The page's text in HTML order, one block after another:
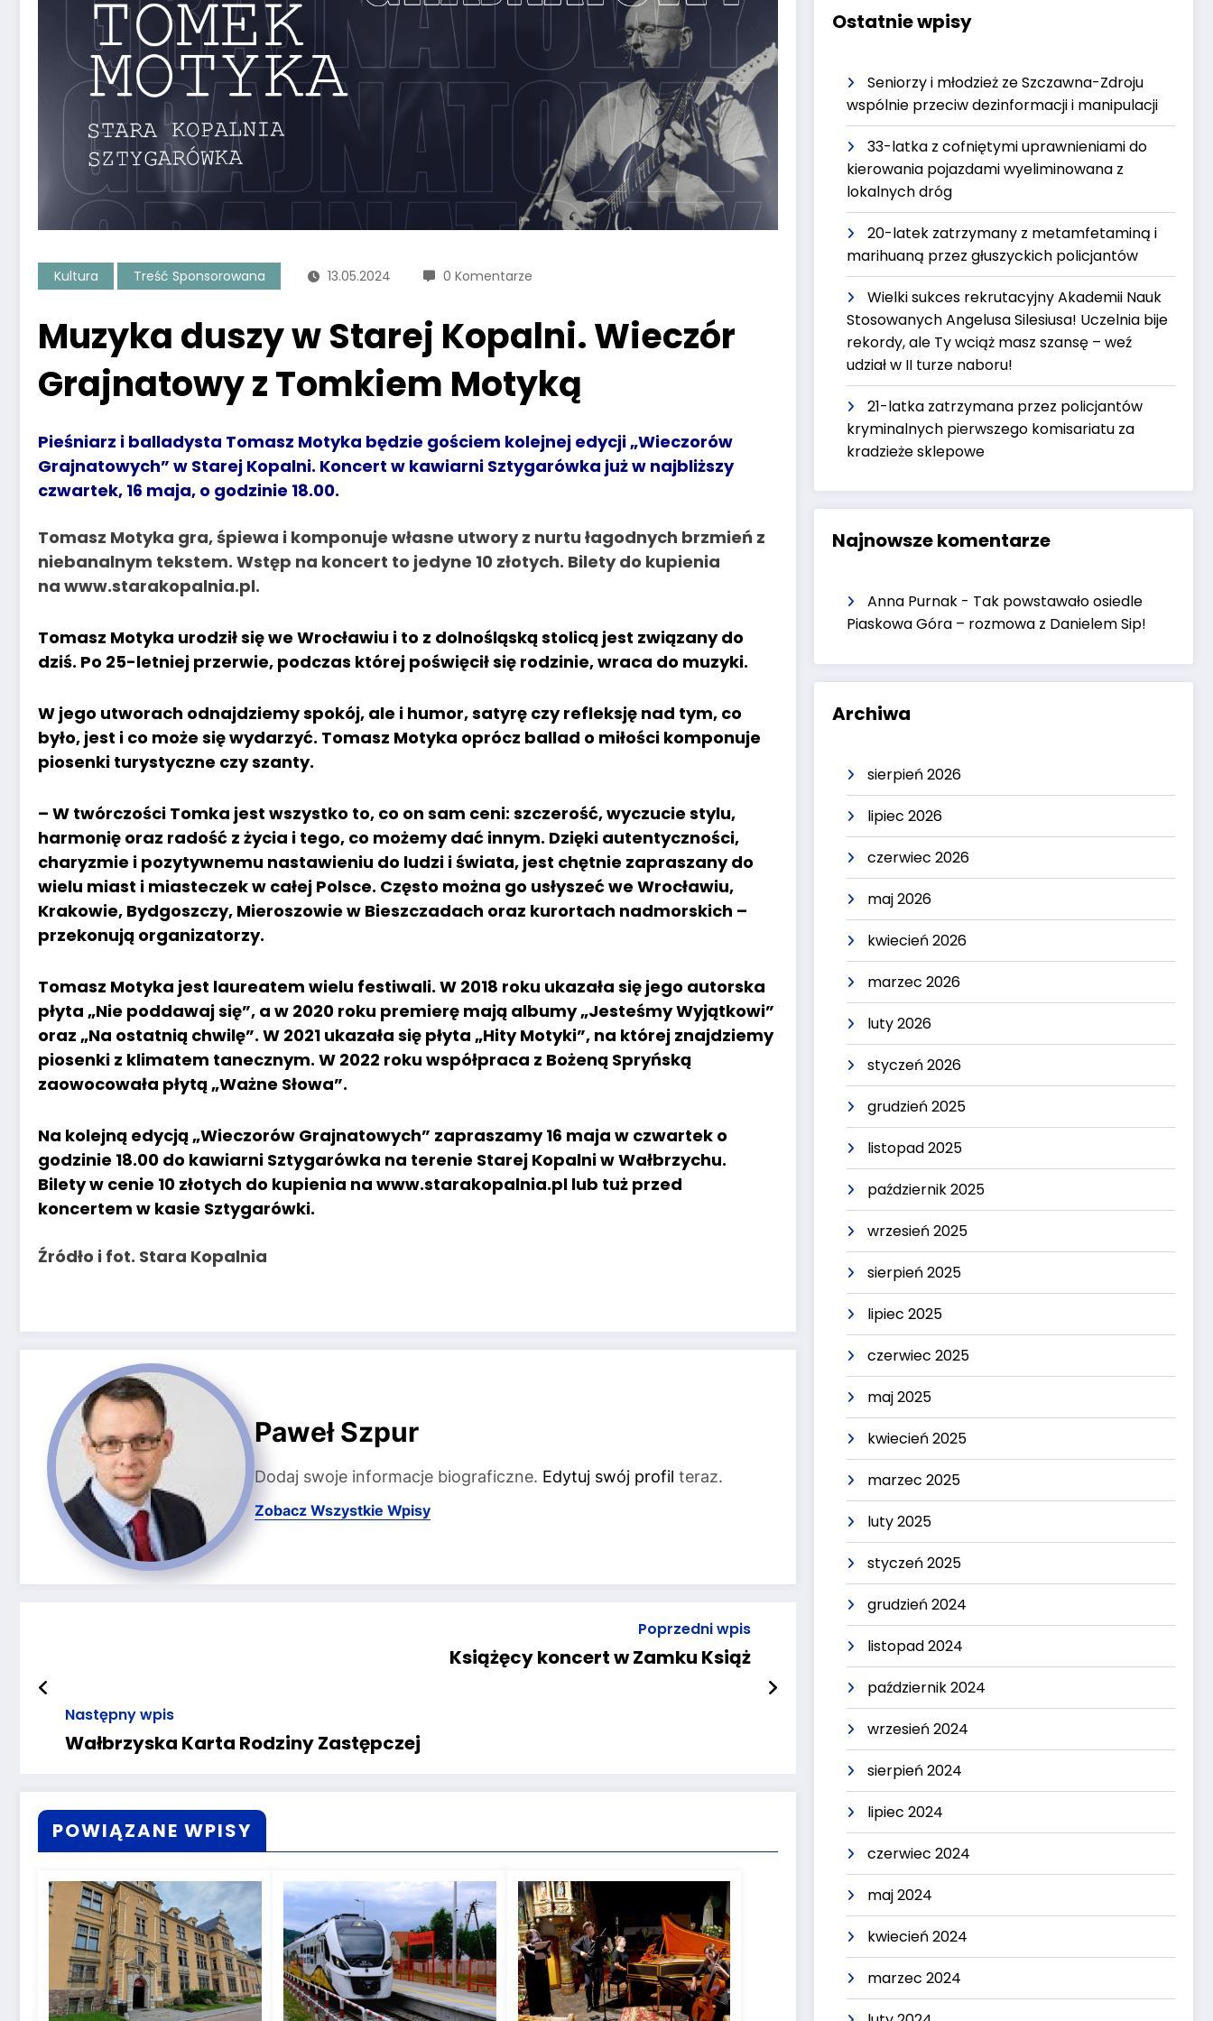
Kultura Treść Sponsorowana 13.05.2024 0 Komentarze
Muzyka duszy w Starej Kopalni. Wieczór
Grajnatowy z Tomkiem Motyką
Pieśniarz i balladysta Tomasz Motyka będzie gościem kolejnej edycji „Wieczorów
Grajnatowych” w Starej Kopalni. Koncert w kawiarni Sztygarówka już w najbliższy
czwartek, 16 maja, o godzinie 18.00.
Tomasz Motyka gra, śpiewa i komponuje własne utwory z nurtu łagodnych brzmień z
niebanalnym tekstem. Wstęp na koncert to jedyne 10 złotych. Bilety do kupienia
na www.starakopalnia.pl.
Tomasz Motyka urodził się we Wrocławiu i to z dolnośląską stolicą jest związany do
dziś. Po 25-letniej przerwie, podczas której poświęcił się rodzinie, wraca do muzyki.
W jego utworach odnajdziemy spokój, ale i humor, satyrę czy refleksję nad tym, co
było, jest i co może się wydarzyć. Tomasz Motyka oprócz ballad o miłości komponuje
piosenki turystyczne czy szanty.
– W twórczości Tomka jest wszystko to, co on sam ceni: szczerość, wyczucie stylu,
harmonię oraz radość z życia i tego, co możemy dać innym. Dzięki autentyczności,
charyzmie i pozytywnemu nastawieniu do ludzi i świata, jest chętnie zapraszany do
wielu miast i miasteczek w całej Polsce. Często można go usłyszeć we Wrocławiu,
Krakowie, Bydgoszczy, Mieroszowie w Bieszczadach oraz kurortach nadmorskich –
przekonują organizatorzy.
Tomasz Motyka jest laureatem wielu festiwali. W 2018 roku ukazała się jego autorska
płyta „Nie poddawaj się”, a w 2020 roku premierę mają albumy „Jesteśmy Wyjątkowi”
oraz „Na ostatnią chwilę”. W 2021 ukazała się płyta „Hity Motyki”, na której znajdziemy
piosenki z klimatem tanecznym. W 2022 roku współpraca z Bożeną Spryńską
zaowocowała płytą „Ważne Słowa”.
Na kolejną edycją „Wieczorów Grajnatowych” zapraszamy 16 maja w czwartek o
godzinie 18.00 do kawiarni Sztygarówka na terenie Starej Kopalni w Wałbrzychu.
Bilety w cenie 10 złotych do kupienia na www.starakopalnia.pl lub tuż przed
koncertem w kasie Sztygarówki.
Źródło i fot. Stara Kopalnia
Paweł Szpur
Dodaj swoje informacje biograficzne. Edytuj swój profil teraz.
Zobacz Wszystkie Wpisy
Poprzedni wpis
Książęcy koncert w Zamku Książ
Następny wpis
Wałbrzyska Karta Rodziny Zastępczej
POWIĄZANE WPISY
Ostatnie wpisy
Seniorzy i młodzież ze Szczawna-Zdroju
wspólnie przeciw dezinformacji i manipulacji
33-latka z cofniętymi uprawnieniami do
kierowania pojazdami wyeliminowana z
lokalnych dróg
20-latek zatrzymany z metamfetaminą i
marihuaną przez głuszyckich policjantów
Wielki sukces rekrutacyjny Akademii Nauk
Stosowanych Angelusa Silesiusa! Uczelnia bije
rekordy, ale Ty wciąż masz szansę – weź
udział w II turze naboru!
21-latka zatrzymana przez policjantów
kryminalnych pierwszego komisariatu za
kradzieże sklepowe
Najnowsze komentarze
Anna Purnak - Tak powstawało osiedle
Piaskowa Góra – rozmowa z Danielem Sip!
Archiwa
sierpień 2026
lipiec 2026
czerwiec 2026
maj 2026
kwiecień 2026
marzec 2026
luty 2026
styczeń 2026
grudzień 2025
listopad 2025
październik 2025
wrzesień 2025
sierpień 2025
lipiec 2025
czerwiec 2025
maj 2025
kwiecień 2025
marzec 2025
luty 2025
styczeń 2025
grudzień 2024
listopad 2024
październik 2024
wrzesień 2024
sierpień 2024
lipiec 2024
czerwiec 2024
maj 2024
kwiecień 2024
marzec 2024